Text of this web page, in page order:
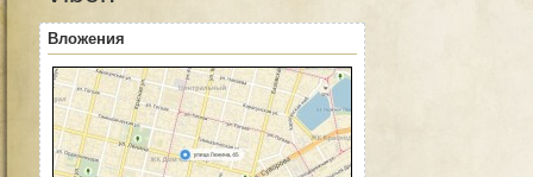
Вложения